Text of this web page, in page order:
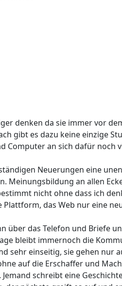
denken da sie immer vor
gibt es dazu keine einzige
an sich dafür noch
Neuerungen eine
Meinungsbildung an allen
nicht ohne dass ich
das Web nur eine
über das Telefon und Briefe
bleibt immernoch die
sehr einseitig, sie gehen nur
auf die Erschaffer und
schreibt eine